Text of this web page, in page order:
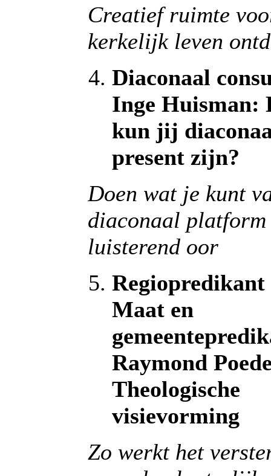
Creatief ruimte
kerkelijk leven
Diaconaal
Inge Huisman:
kun jij
present zijn?
Doen wat je kunt
diaconaal platform
luisterend oor
Regiopredikant
Maat en
Raymond
Theologische
visievorming
Zo werkt het